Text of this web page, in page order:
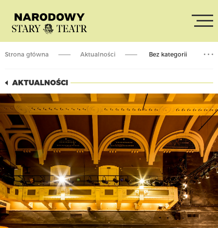
Strona główna Bez kategorii
Aktualności
AKTUALNOŚCI